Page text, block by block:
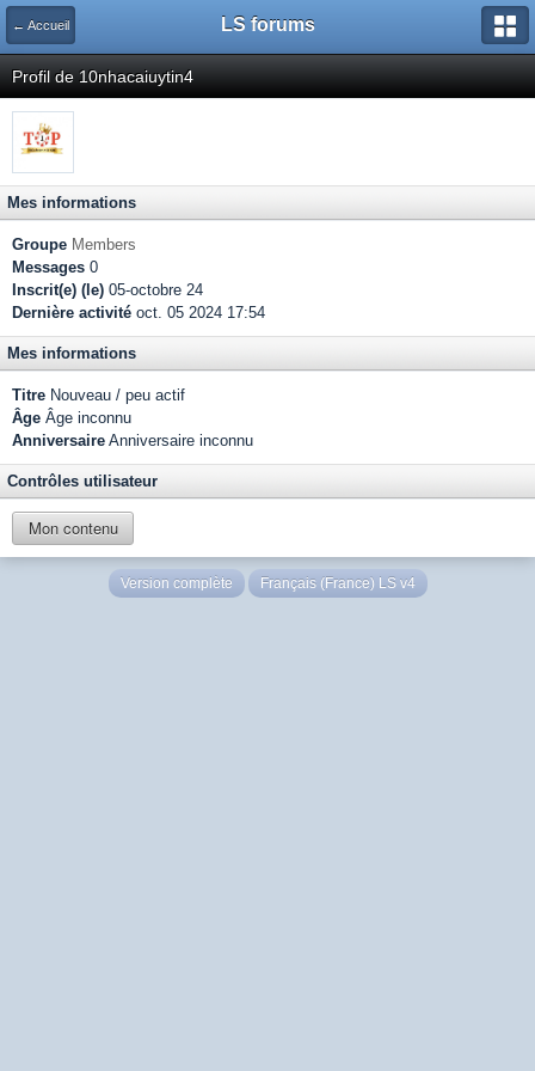
← Accueil LS forums
Profil de 10nhacaiuytin4
Mes informations
Groupe Members
Messages 0
Inscrit(e) (le) 05-octobre 24
Dernière activité oct. 05 2024 17:54
Mes informations
Titre Nouveau / peu actif
Âge Âge inconnu
Anniversaire Anniversaire inconnu
Contrôles utilisateur
Mon contenu
Version complète Français (France) LS v4